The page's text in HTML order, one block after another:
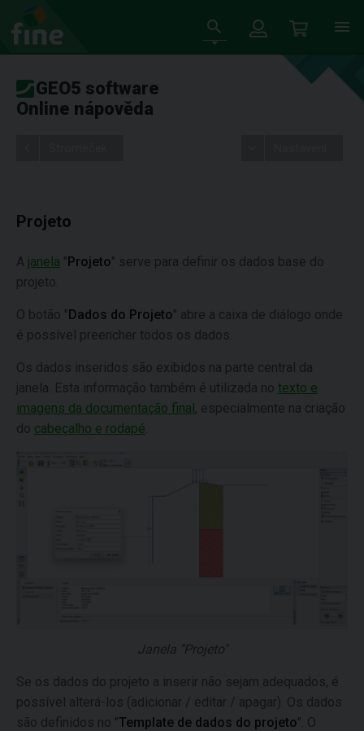
GEO5 software
Online nápověda
Projeto
A janela "Projeto" serve para definir os dados base do
projeto.
O botão "Dados do Projeto" abre a caixa de diálogo onde
é possível preencher todos os dados.
Os dados inseridos são exibidos na parte central da
janela. Esta informação também é utilizada no texto e
imagens da documentação final, especialmente na criação
do cabeçalho e rodapé
Janela "Projeto"
Se os dados do projeto a inserir não sejam adequados, é
possível alterá-los (adicionar / editar / apagar). Os dados
são definidos no "Template de dados do projeto". O